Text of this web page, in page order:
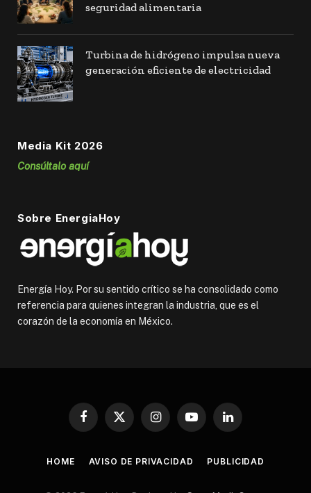
seguridad alimentaria
Turbina de hidrógeno impulsa nueva
generación eficiente de electricidad
Media Kit 2026
Consúltalo aquí
Sobre EnergiaHoy
Energía Hoy. Por su sentido crítico se ha consolidado como
referencia para quienes integran la industria, que es el
corazón de la economía en México.
Facebook
X
InstagramYouTubeLinkedIn
HOME AVISO DE PRIVACIDAD PUBLICIDAD